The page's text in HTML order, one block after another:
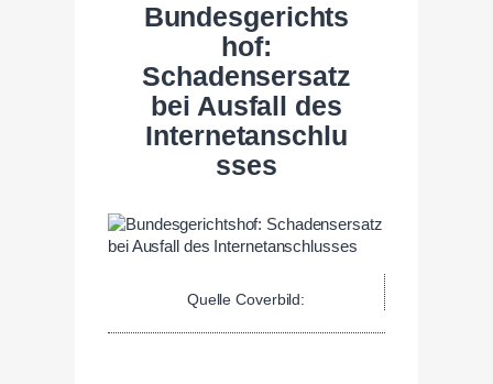
Bundesgerichts
hof:
Schadensersatz
bei Ausfall des
Internetanschlu
sses
Quelle Coverbild: